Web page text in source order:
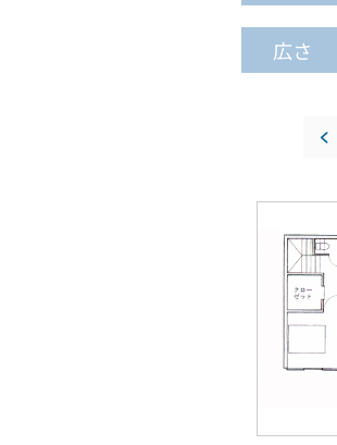
広さ